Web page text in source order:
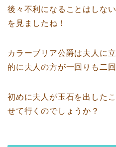
後々不利になることはしな
を見ましたね！
カラーブリア公爵は夫人に
的に夫人の方が一回りも二
初めに夫人が玉石を出した
せて行くのでしょうか？